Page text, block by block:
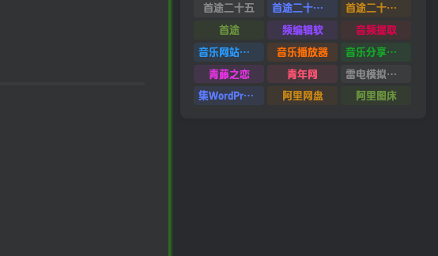
首途二十五
首途二十二套
首途二十一套
首途
频编辑软
音频提取
音乐网站源码
音乐播放器
音乐分享平台源码
青藤之恋
青年网
雷电模拟器9.0
集WordPress集插件
阿里网盘 阿里图床